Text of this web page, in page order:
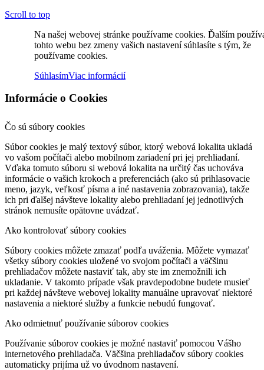
Scroll to top
Na našej webovej stránke používame cookies. Ďalším
tohto webu bez zmeny vašich nastavení súhlasíte s tým, že
používame cookies.
SúhlasímViac informácií
Informácie o Cookies
Čo sú súbory cookies
Súbor cookies je malý textový súbor, ktorý webová lokalita ukladá
vo vašom počítači alebo mobilnom zariadení pri jej prehliadaní.
Vďaka tomuto súboru si webová lokalita na určitý čas uchováva
informácie o vašich krokoch a preferenciách (ako sú prihlasovacie
meno, jazyk, veľkosť písma a iné nastavenia zobrazovania), takže
ich pri ďalšej návšteve lokality alebo prehliadaní jej jednotlivých
stránok nemusíte opätovne uvádzať.
Ako kontrolovať súbory cookies
Súbory cookies môžete zmazať podľa uváženia. Môžete vymazať
všetky súbory cookies uložené vo svojom počítači a väčšinu
prehliadačov môžete nastaviť tak, aby ste im znemožnili ich
ukladanie. V takomto prípade však pravdepodobne budete musieť
pri každej návšteve webovej lokality manuálne upravovať niektoré
nastavenia a niektoré služby a funkcie nebudú fungovať.
Ako odmietnuť používanie súborov cookies
Používanie súborov cookies je možné nastaviť pomocou Vášho
internetového prehliadača. Väčšina prehliadačov súbory cookies
automaticky prijíma už vo úvodnom nastavení.